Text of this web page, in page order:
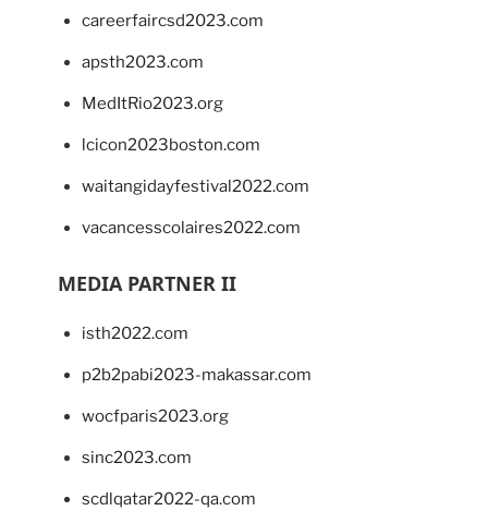
careerfaircsd2023.com
apsth2023.com
MedItRio2023.org
lcicon2023boston.com
waitangidayfestival2022.com
vacancesscolaires2022.com
MEDIA PARTNER II
isth2022.com
p2b2pabi2023-makassar.com
wocfparis2023.org
sinc2023.com
scdlqatar2022-qa.com